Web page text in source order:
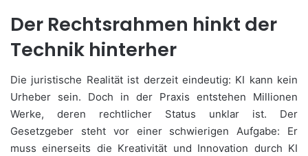
Der Rechtsrahmen hinkt der
Technik hinterher
Die juristische Realität ist derzeit eindeutig: KI kann kein
Urheber sein. Doch in der Praxis entstehen Millionen
Werke, deren rechtlicher Status unklar ist. Der
Gesetzgeber steht vor einer schwierigen Aufgabe: Er
muss einerseits die Kreativität und Innovation durch KI